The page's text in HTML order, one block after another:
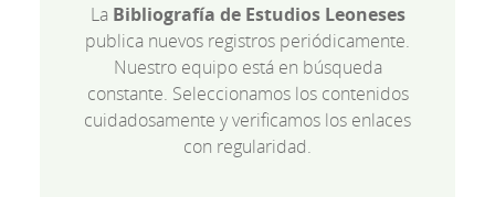
La Bibliografía de Estudios Leoneses
publica nuevos registros periódicamente.
Nuestro equipo está en búsqueda
constante. Seleccionamos los contenidos
cuidadosamente y verificamos los enlaces
con regularidad.